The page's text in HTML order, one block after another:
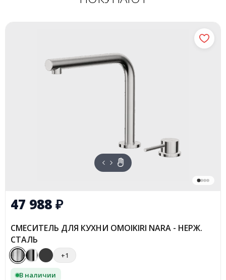
47 988₽
СМЕСИТЕЛЬ ДЛЯ КУХНИ OMOIKIRI NARA - НЕРЖ.
СТАЛЬ
+1
В наличии